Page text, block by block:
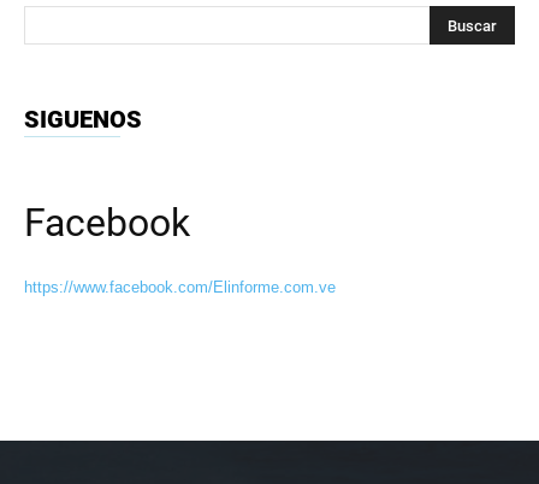
SIGUENOS
Facebook
https://www.facebook.com/Elinforme.com.ve